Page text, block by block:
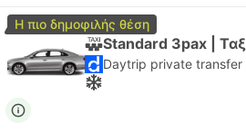
Η πιο δημοφιλής θέση
Standard 3pax |